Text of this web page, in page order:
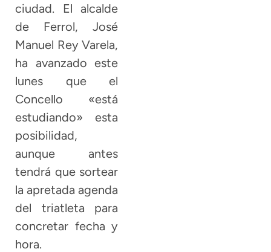
ciudad. El alcalde
de Ferrol, José
Manuel Rey Varela,
ha avanzado este
lunes que el
Concello «está
estudiando» esta
posibilidad,
aunque antes
tendrá que sortear
la apretada agenda
del triatleta para
concretar fecha y
hora.